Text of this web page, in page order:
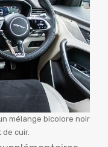
mélange bicolore noir
cuir.